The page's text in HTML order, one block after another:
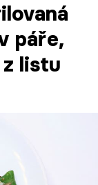
páře,
listu